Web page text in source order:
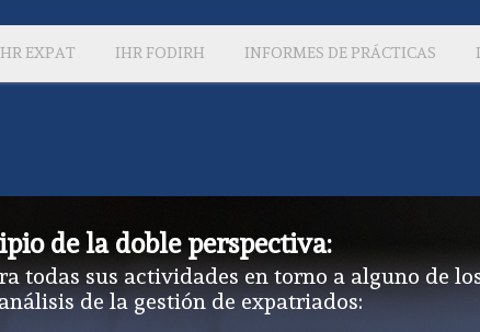
EXPAT IHR FODIRH INFORMES DE PRÁCTICAS
de la doble perspectiva:
todas sus actividades en torno a alguno de
de la gestión de expatriados: